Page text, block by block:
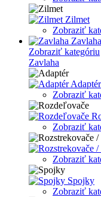
Zilmet
Zobraziť
Zavlaha
Zobraziť kategóriu
Zavlaha
Adaptér
Zobraziť
Zobraziť
Zobraziť
Spojky
Zobraziť